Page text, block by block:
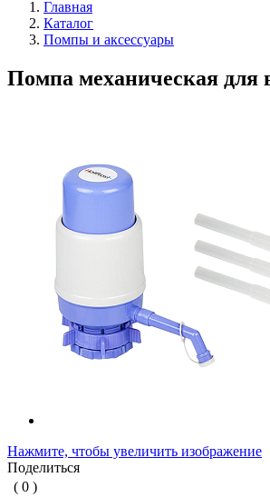
Главная
Каталог
Помпы и аксессуары
Помпа механическая для
Нажмите, чтобы увеличить изображение
Поделиться
( 0 )